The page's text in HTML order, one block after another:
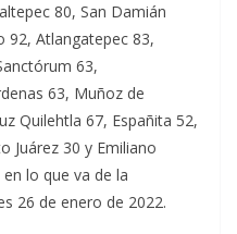
80, San Damián
92, Atlangatepec 83,
63,
63, Muñoz de
Quilehtla 67, Españita 52,
Juárez 30 y Emiliano
lo que va de la
26 de enero de 2022.